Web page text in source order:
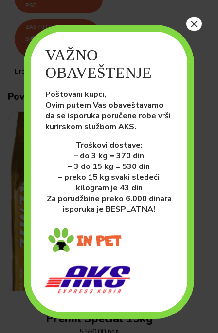
PSE
ZASTIITA OD
SPOLJASNJIH
PARAZITA
Brend: MSD
Povezani proizvodi
Premil Special 15kg
VAŽNO
OBAVEŠTENJE
Poštovani kupci,
Ovim putem Vas obaveštavamo
da se isporuka poručene robe vrši
kurirskom službom AKS.
Troškovi dostave:
– do 3 kg = 370 din
– 3 do 15 kg = 530 din
– preko 15 kg svaki sledeći
kilogram je 43 din
Za porudžbine preko 6.000 dinara
isporuka je BESPLATNA!
×